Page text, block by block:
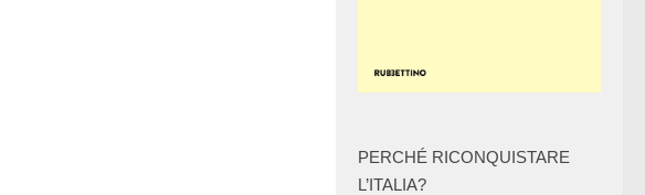
PERCHÉ RICONQUISTARE
L’ITALIA?